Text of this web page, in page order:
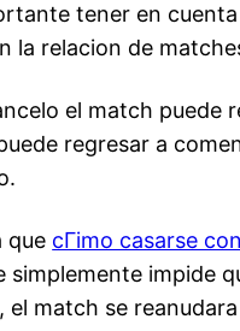
tener en
la relacion de
el match puede
regresar a
que cГіmo casarse
impide
match se